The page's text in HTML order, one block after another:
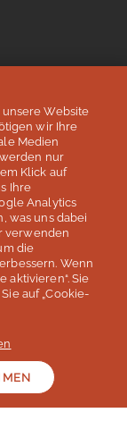
des SZ Instituts
Website
wir Ihre
Medien
nur
Klick auf
Ihre
Analytics
was uns dabei
verwenden
die
Wenn
aktivieren“. Sie
auf „Cookie-